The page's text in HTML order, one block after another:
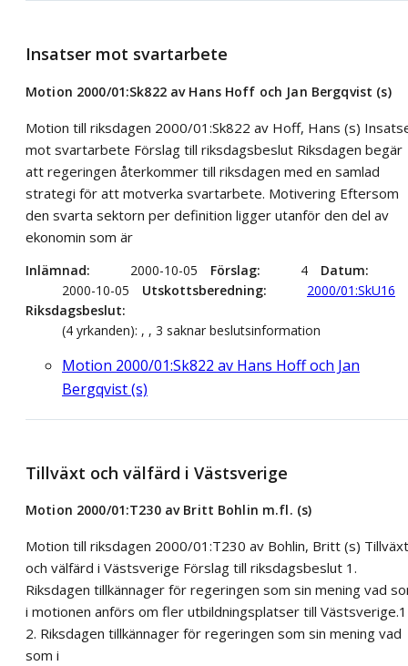
Insatser mot svartarbete
Motion 2000/01:Sk822 av Hans Hoff och Jan Bergqvist (s)
Motion till riksdagen 2000/01:Sk822 av Hoff, Hans (s)
mot svartarbete Förslag till riksdagsbeslut Riksdagen begär
att regeringen återkommer till riksdagen med en samlad
strategi för att motverka svartarbete. Motivering Eftersom
den svarta sektorn per definition ligger utanför den del av
ekonomin som är
Inlämnad 2000-10-05 Förslag 4
Datum
2000-10-05
Utskottsberedning
2000/01:SkU16
Riksdagsbeslut
(4 yrkanden): , , 3 saknar beslutsinformation
Motion 2000/01:Sk822 av Hans Hoff och Jan
Bergqvist (s)
Tillväxt och välfärd i Västsverige
Motion 2000/01:T230 av Britt Bohlin m.fl. (s)
Motion till riksdagen 2000/01:T230 av Bohlin, Britt (s) Tillväxt
och välfärd i Västsverige Förslag till riksdagsbeslut 1.
Riksdagen tillkännager för regeringen som sin mening vad
i motionen anförs om fler utbildningsplatser till Västsverige.1
2. Riksdagen tillkännager för regeringen som sin mening vad
som i